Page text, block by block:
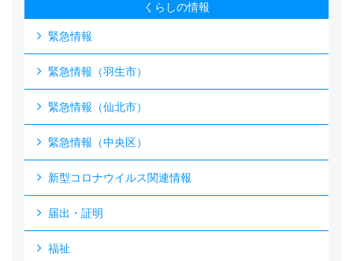
くらしの情報
緊急情報
緊急情報（羽生市）
緊急情報（仙北市）
緊急情報（中央区）
新型コロナウイルス関連情報
届出・証明
福祉